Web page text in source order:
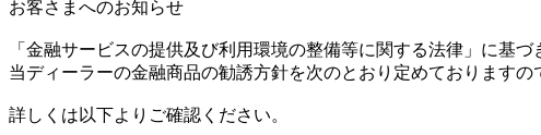
お客さまへのお知らせ
「金融サービスの提供及び利用環境の整備等に関する法律」に基づ
当ディーラーの金融商品の勧誘方針を次のとおり定めておりますの
詳しくは以下よりご確認ください。